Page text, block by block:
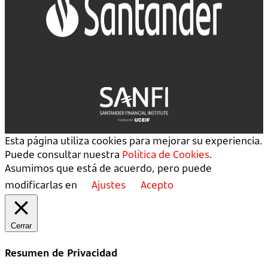
Esta página utiliza cookies para mejorar su experiencia.
Puede consultar nuestra Política de Cookies.
Asumimos que está de acuerdo, pero puede
modificarlas en
Ajustes Acepto
Cerrar
Resumen de Privacidad